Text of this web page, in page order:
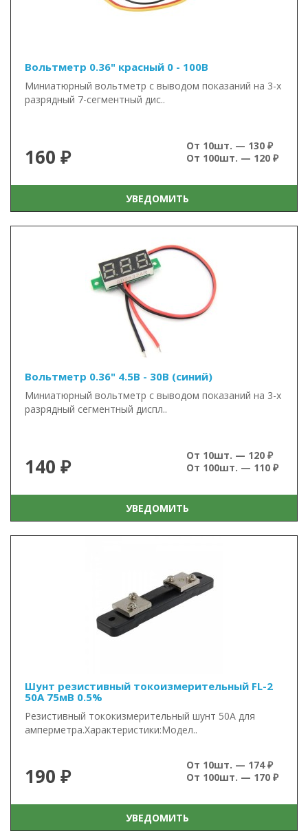
Вольтметр 0.36" красный 0 - 100В
Миниатюрный вольтметр с выводом показаний на 3-х
разрядный 7-сегментный дис..
160 ₽
От 10шт. — 130 ₽
От 100шт. — 120 ₽
УВЕДОМИТЬ
Вольтметр 0.36" 4.5В - 30В (синий)
Миниатюрный вольтметр с выводом показаний на 3-х
разрядный сегментный диспл..
140 ₽
От 10шт. — 120 ₽
От 100шт. — 110 ₽
УВЕДОМИТЬ
Шунт резистивный токоизмерительный FL-2
50А 75мВ 0.5%
Резистивный тококизмерительный шунт 50А для
амперметра.Характеристики:Модел..
190 ₽
От 10шт. — 174 ₽
От 100шт. — 170 ₽
УВЕДОМИТЬ